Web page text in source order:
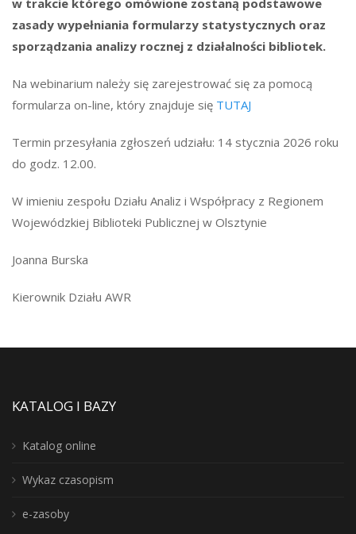
w trakcie którego omówione zostaną podstawowe
zasady wypełniania formularzy statystycznych oraz
sporządzania analizy rocznej z działalności bibliotek.
Na webinarium należy się zarejestrować się za pomocą
formularza on-line, który znajduje się TUTAJ
Termin przesyłania zgłoszeń udziału: 14 stycznia 2026 roku
do godz. 12.00.
W imieniu zespołu Działu Analiz i Współpracy z Regionem
Wojewódzkiej Biblioteki Publicznej w Olsztynie
Joanna Burska
Kierownik Działu AWR
KATALOG I BAZY
Katalog online
Wykaz czasopism
e-zasoby